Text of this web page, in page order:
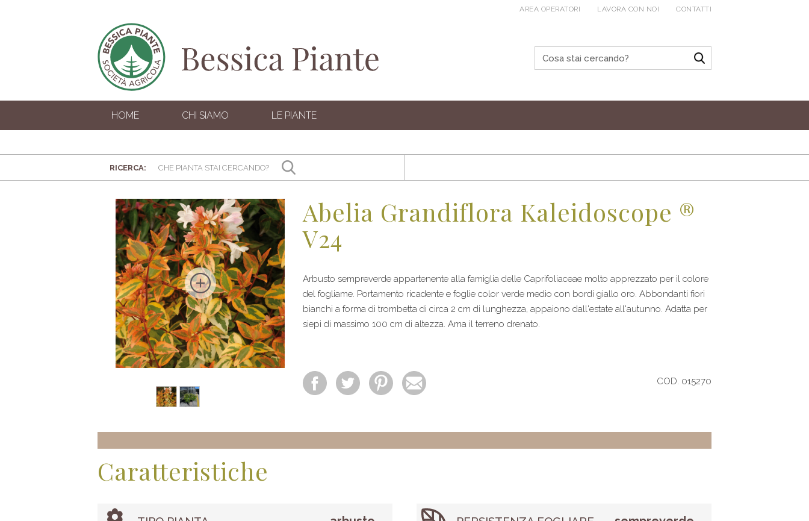
AREA OPERATORI LAVORA CON NOI CONTATTI
HOME CHI SIAMO LE PIANTE
RICERCA:
Abelia Grandiflora Kaleidoscope ®
V24
Arbusto sempreverde appartenente alla famiglia delle Caprifoliaceae molto apprezzato per il colore
del fogliame. Portamento ricadente e foglie color verde medio con bordi giallo oro. Abbondanti fiori
bianchi a forma di trombetta di circa 2 cm di lunghezza, appaiono dall'estate all'autunno. Adatta per
siepi di massimo 100 cm di altezza. Ama il terreno drenato.
COD. 015270
Caratteristiche